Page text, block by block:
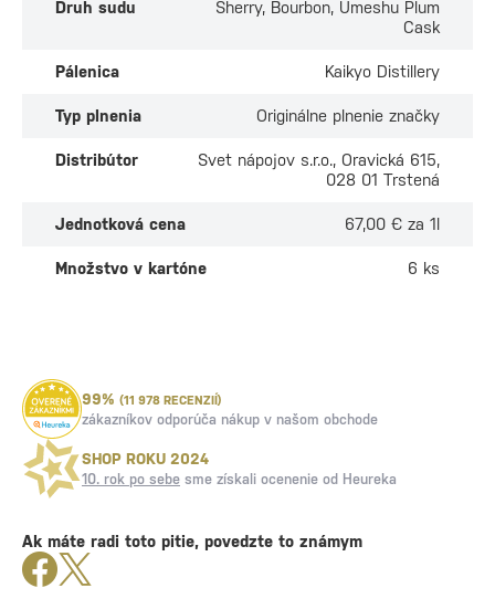
Druh sudu
Sherry, Bourbon, Umeshu Plum
Cask
Pálenica Kaikyo Distillery
Typ plnenia Originálne plnenie značky
Distribútor
Svet nápojov s.r.o., Oravická 615,
028 01 Trstená
Jednotková cena 67,00 € za 1l
Množstvo v kartóne 6 ks
99% (11 978 RECENZIÍ)
zákazníkov odporúča nákup v našom obchode
SHOP ROKU 2024
10. rok po sebe sme získali ocenenie od Heureka
Ak máte radi toto pitie, povedzte to známym